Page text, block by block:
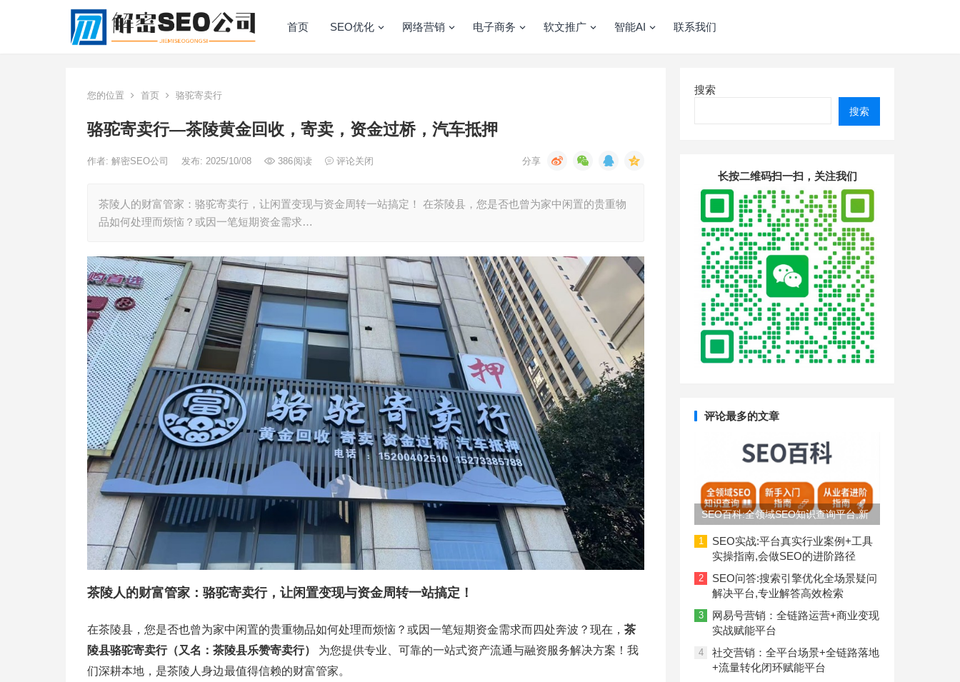
首页 SEO优化 网络营销 电子商务 软文推广 智能AI 联系我们
您的位置 首页 骆驼寄卖行
骆驼寄卖行—茶陵黄金回收，寄卖，资金过桥，汽车抵押
作者: 解密SEO公司 发布: 2025/10/08 386阅读 评论关闭
茶陵人的财富管家：骆驼寄卖行，让闲置变现与资金周转一站搞定！ 在茶陵县，您是否也曾为家中闲置的贵重物
品如何处理而烦恼？或因一笔短期资金需求…
茶陵人的财富管家：骆驼寄卖行，让闲置变现与资金周转一站搞定！
在茶陵县，您是否也曾为家中闲置的贵重物品如何处理而烦恼？或因一笔短期资金需求而四处奔波？现在， 茶
陵县骆驼寄卖行（又名：茶陵县乐赞寄卖行）
为您提供专业、可靠的一站式资产流通与融资服务解决方案！我
们深耕本地，是茶陵人身边最值得信赖的财富管家。
搜索
搜索
长按二维码扫一扫，关注我们
评论最多的文章
SEO百科:全领域SEO知识查询平台,新
手入门到从业者进阶指南
1
SEO实战:平台真实行业案例+工具
实操指南,会做SEO的进阶路径
2
SEO问答:搜索引擎优化全场景疑问
解决平台,专业解答高效检索
3
网易号营销：全链路运营+商业变现
实战赋能平台
4
社交营销：全平台场景+全链路落地
+流量转化闭环赋能平台